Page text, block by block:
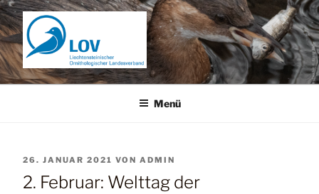
Zum
Inhalt
springen
Menü
VERÖFFENTLICHT
AM
26. JANUAR 2021 VON ADMIN
2. Februar: Welttag der